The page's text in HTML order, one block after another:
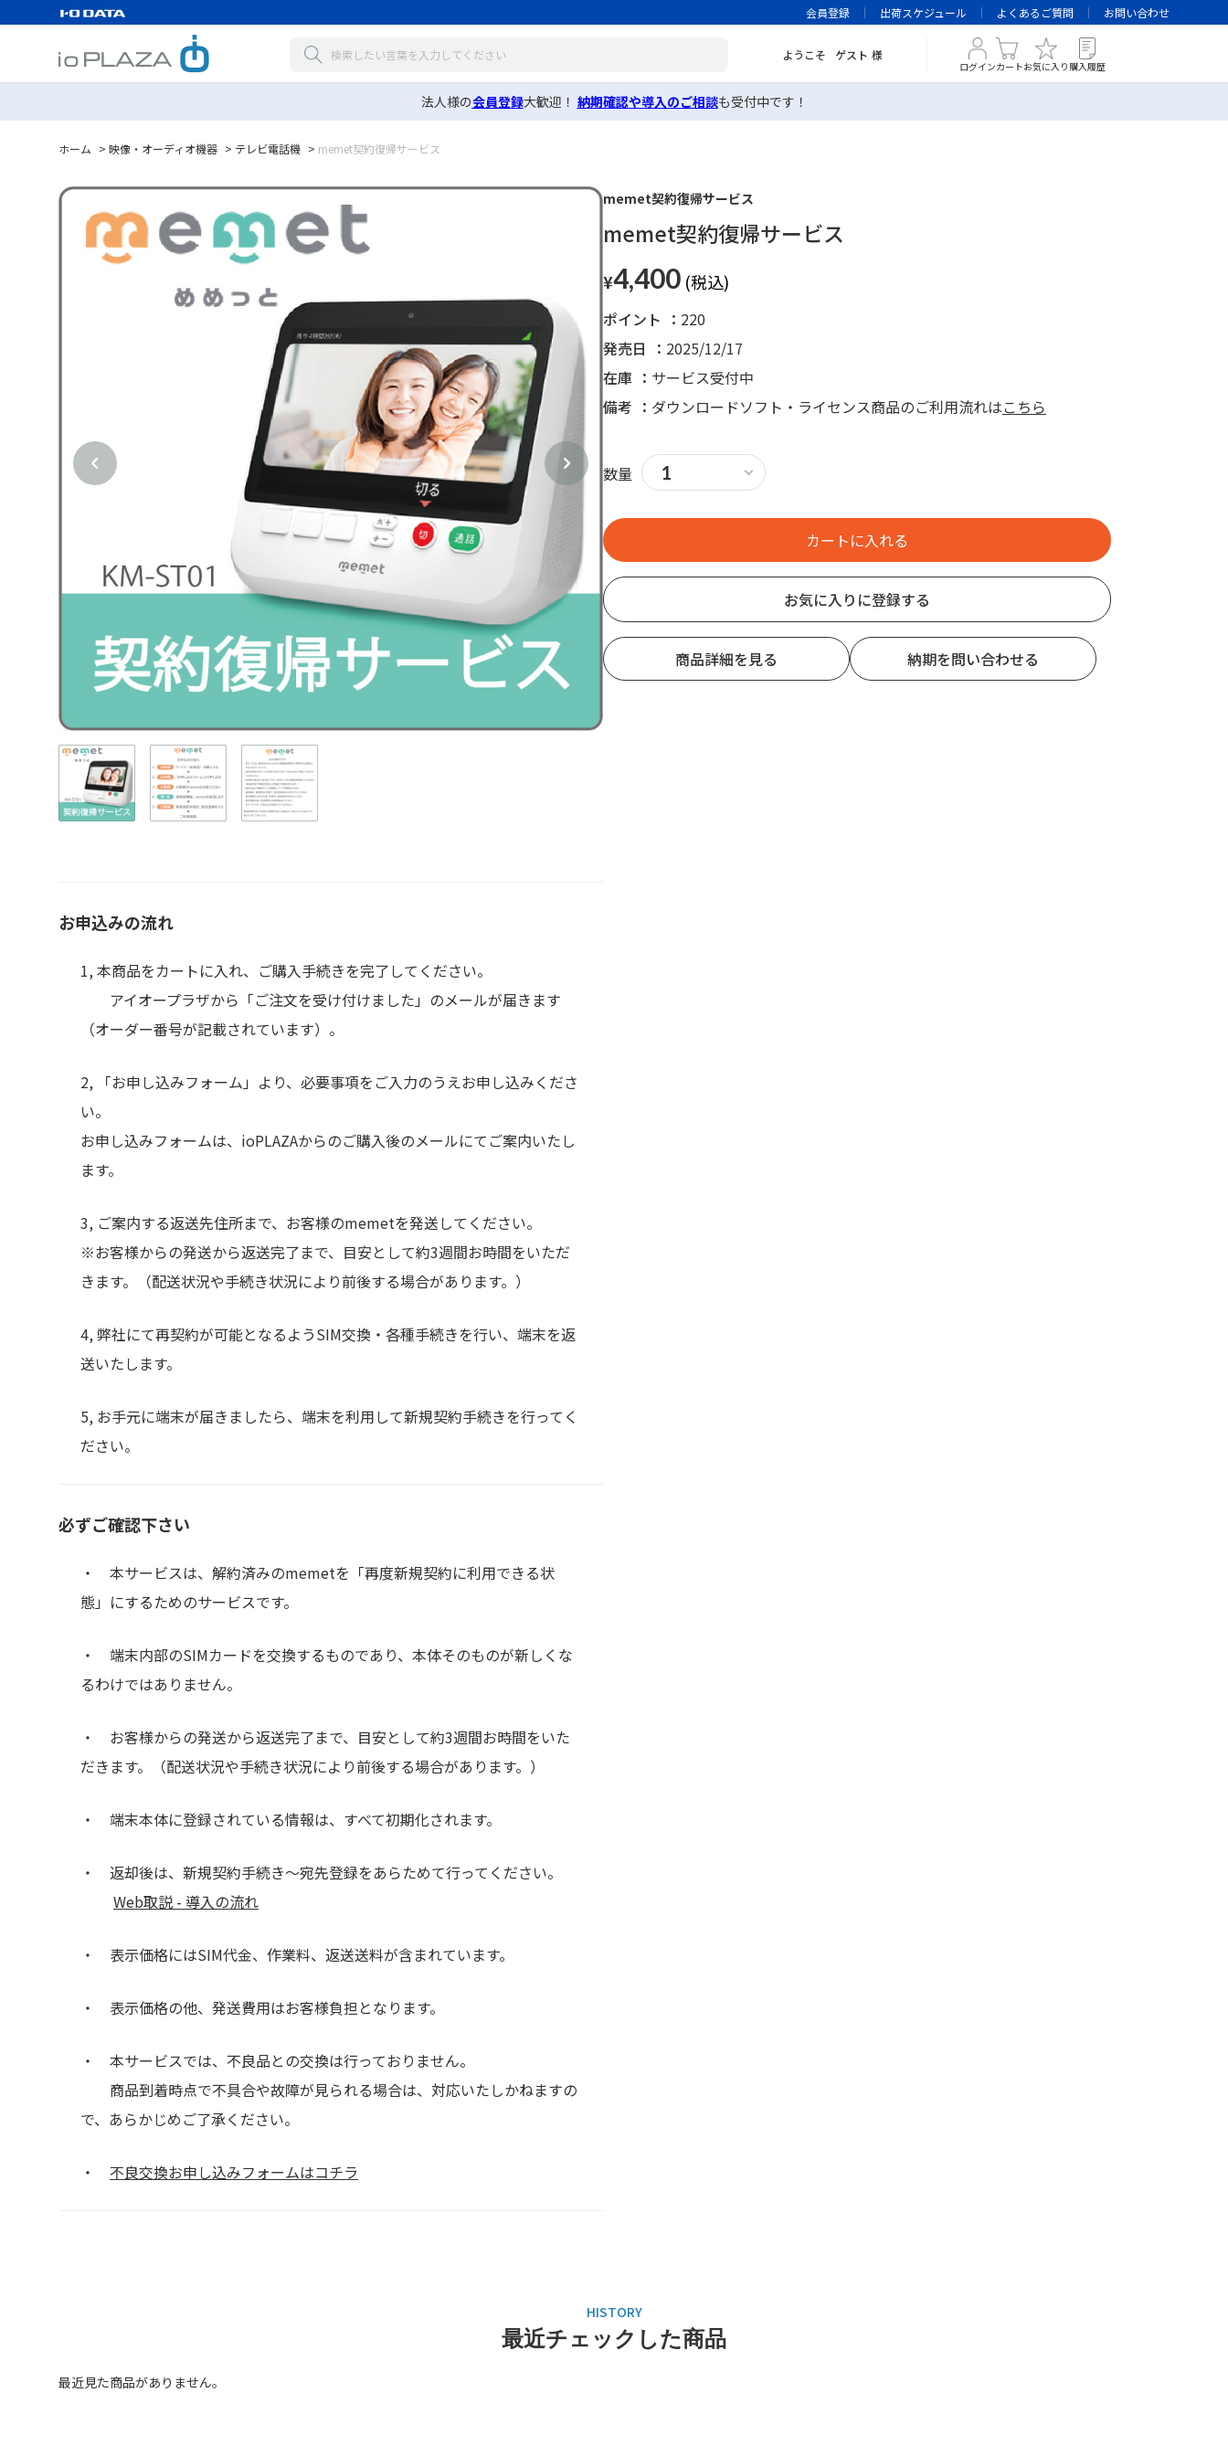
会員登録 出荷スケジュール よくあるご質問 お問い合わせ
ようこそ ゲスト 様
ログインカートお気に入り 購入履歴
法人様の会員登録大歓迎！ 納期確認や導入のご相談も受付中です！
ホーム > 映像・オーディオ機器 > テレビ電話機 > memet契約復帰サービス
お申込みの流れ
1, 本商品をカートに入れ、ご購入手続きを完了してください。
アイオープラザから「ご注文を受け付けました」のメールが届きます
（オーダー番号が記載されています）。
2, 「お申し込みフォーム」より、必要事項をご入力のうえお申し込みくださ
い。
お申し込みフォームは、ioPLAZAからのご購入後のメールにてご案内いたし
ます。
3, ご案内する返送先住所まで、お客様のmemetを発送してください。
※お客様からの発送から返送完了まで、目安として約3週間お時間をいただ
きます。（配送状況や手続き状況により前後する場合があります。）
4, 弊社にて再契約が可能となるようSIM交換・各種手続きを行い、端末を返
送いたします。
5, お手元に端末が届きましたら、端末を利用して新規契約手続きを行ってく
ださい。
必ずご確認下さい
・ 本サービスは、解約済みのmemetを「再度新規契約に利用できる状
態」にするためのサービスです。
・ 端末内部のSIMカードを交換するものであり、本体そのものが新しくな
るわけではありません。
・ お客様からの発送から返送完了まで、目安として約3週間お時間をいた
だきます。（配送状況や手続き状況により前後する場合があります。）
・ 端末本体に登録されている情報は、すべて初期化されます。
・ 返却後は、新規契約手続き～宛先登録をあらためて行ってください。
Web取説 - 導入の流れ
・ 表示価格にはSIM代金、作業料、返送送料が含まれています。
・ 表示価格の他、発送費用はお客様負担となります。
・ 本サービスでは、不良品との交換は行っておりません。
商品到着時点で不具合や故障が見られる場合は、対応いたしかねますの
で、あらかじめご了承ください。
・ 不良交換お申し込みフォームはコチラ
memet契約復帰サービス
memet契約復帰サービス
¥4,400
発売日 2025/12/17
ポイント 220
在庫
サービス受付中
備考
ダウンロードソフト・ライセンス商品のご利用流れはこちら
数量
お気に入りに登録する
商品詳細を見る 納期を問い合わせる
最近チェックした商品
最近見た商品がありません。